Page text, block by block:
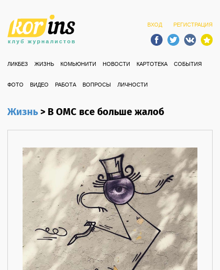
ВХОД РЕГИСТРАЦИЯ
ЛИКБЕЗ ЖИЗНЬ КОМЬЮНИТИ НОВОСТИ КАРТОТЕКА СОБЫТИЯ
ФОТО ВИДЕО РАБОТА ВОПРОСЫ ЛИЧНОСТИ
Жизнь>В ОМС все больше жалоб